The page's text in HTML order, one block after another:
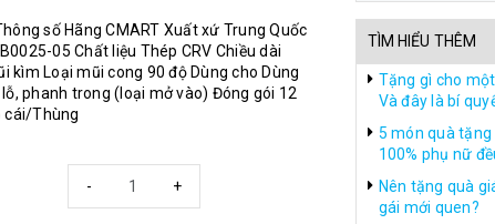
số Hãng CMART Xuất xứ Trung Quốc
05 Chất liệu Thép CRV Chiều dài
kìm Loại mũi cong 90 độ Dùng cho Dùng
phanh trong (loại mở vào) Đóng gói 12
cái/Thùng
+
-
TÌM HIỂU THÊM
Tặng gì cho
Và đây là bí
5 món quà
100% phụ nữ
Nên tặng quà
gái mới quen?